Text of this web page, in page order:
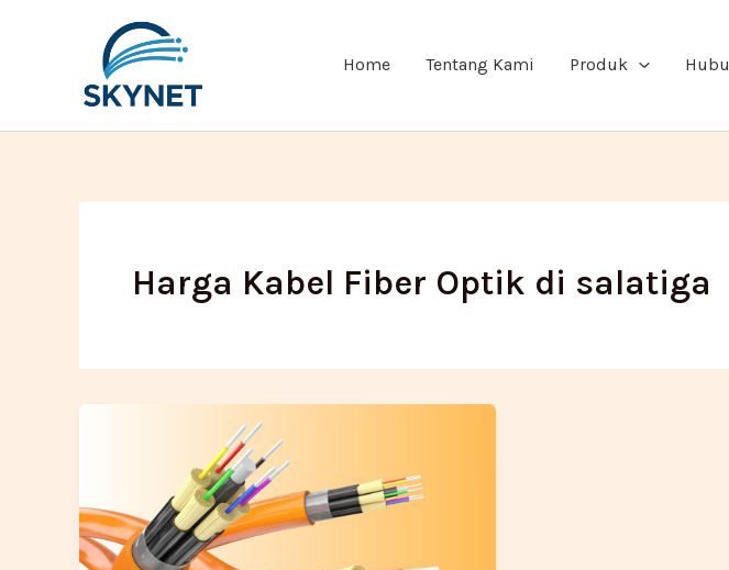
Home Tentang Kami Produk
Harga Kabel Fiber Optik di salatiga